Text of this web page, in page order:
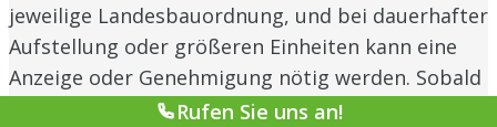
jeweilige Landesbauordnung, und bei dauerhafter
Aufstellung oder größeren Einheiten kann eine
Anzeige oder Genehmigung nötig werden. Sobald
der Container auföffentlichem Grund
Rufen Sie uns an!